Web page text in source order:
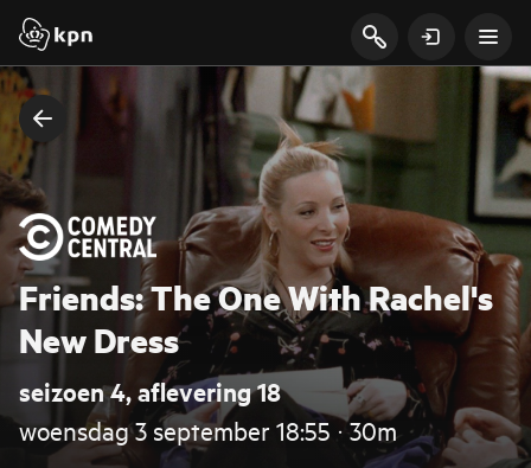
Friends: The One With Rachel's
New Dress
seizoen 4, aflevering 18
woensdag 3 september 18:55 ‧ 30m